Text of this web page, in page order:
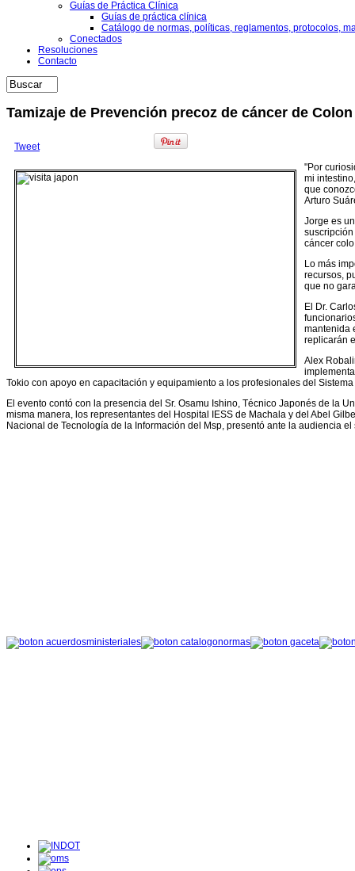
Guías de Práctica Clínica
Guías de práctica clínica
Catálogo de normas, políticas, reglamentos, protocolos,
Conectados
Resoluciones
Contacto
Tamizaje de Prevención precoz de cáncer de
Tweet
"Por
mi
que
Arturo
Jorge es
cáncer
Lo más
recursos,
que no
El Dr.
mantenida
replicarán
Alex
Tokio con apoyo en capacitación y equipamiento a los profesionales del
El evento contó con la presencia del Sr. Osamu Ishino, Técnico Japonés de la
misma manera, los representantes del Hospital IESS de Machala y del Abel
Nacional de Tecnología de la Información del Msp, presentó ante la audiencia